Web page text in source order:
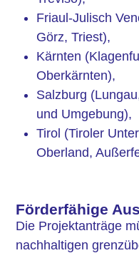
Friaul-Julisch
Görz, Triest),
Kärnten
Oberkärnten),
Salzburg
und Umgebung),
Tirol (Tiroler
Oberland,
Förderfähige
Die Projektanträge
nachhaltigen